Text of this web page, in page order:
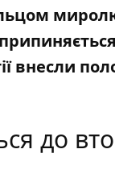
внесли
до